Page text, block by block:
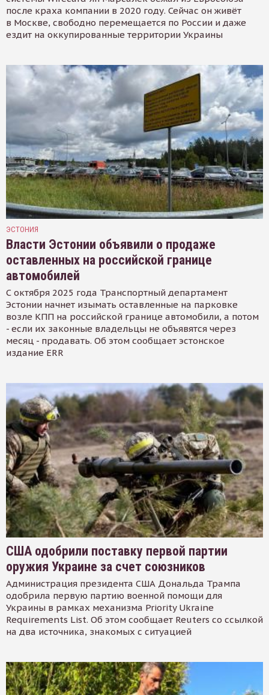
после краха компании в 2020 году. Сейчас он живёт
в Москве, свободно перемещается по России и даже
ездит на оккупированные территории Украины
ЭСТОНИЯ
Власти Эстонии объявили о продаже
оставленных на российской границе
автомобилей
С октября 2025 года Транспортный департамент
Эстонии начнет изымать оставленные на парковке
возле КПП на российской границе автомобили, а потом
- если их законные владельцы не объявятся через
месяц - продавать. Об этом сообщает эстонское
издание ERR
США одобрили поставку первой партии
оружия Украине за счет союзников
Администрация президента США Дональда Трампа
одобрила первую партию военной помощи для
Украины в рамках механизма Priority Ukraine
Requirements List. Об этом сообщает Reuters со ссылкой
на два источника, знакомых с ситуацией